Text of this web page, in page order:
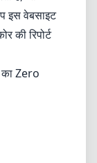
इस वेबसाइट
की रिपोर्ट
Zero